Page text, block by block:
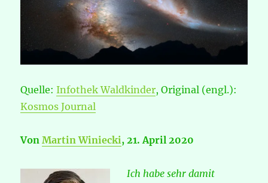
Quelle:Infothek Waldkinder, Original (engl.):
Kosmos Journal
VonMartin Winiecki, 21. April 2020
Ich habe sehr damit